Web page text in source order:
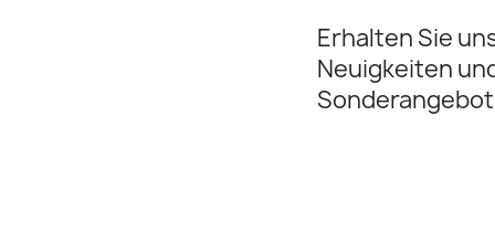
Erhalten Sie
Neuigkeiten